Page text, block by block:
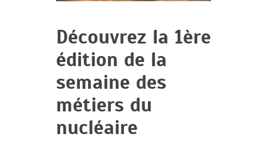
Découvrez la 1ère
édition de la
semaine des
métiers du
nucléaire